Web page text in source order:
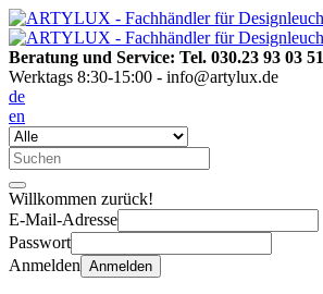
Beratung und Service: Tel. 030.23 93 03 51
Werktags 8:30-15:00 - info@artylux.de
de
en
Willkommen zurück!
E-Mail-Adresse
Passwort
Anmelden Anmelden